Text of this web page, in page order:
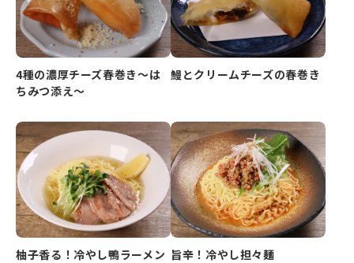
4種の濃厚チーズ春巻き～は
ちみつ添え～
鰻とクリームチーズの春巻き
柚子香る！冷やし鴨ラーメン 旨辛！冷やし担々麺